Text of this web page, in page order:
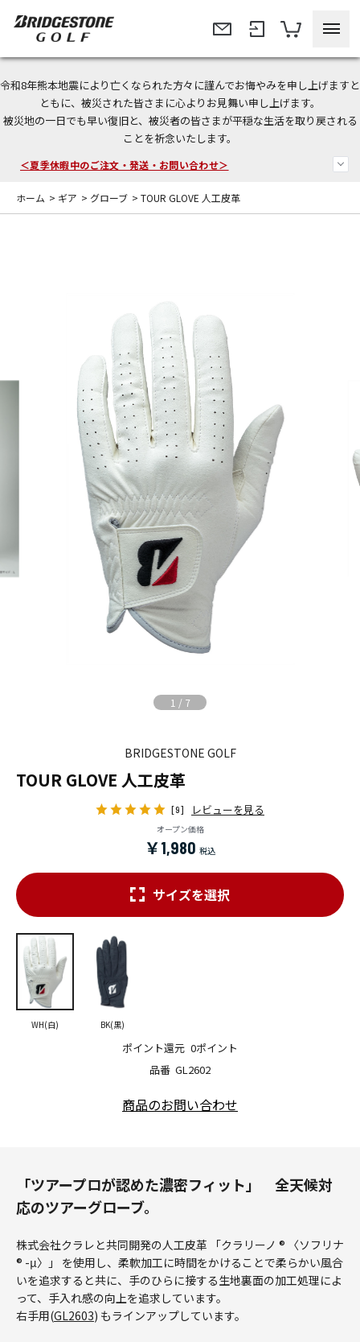
令和8年熊本地震により亡くなられた方々に謹んでお悔やみを申し上げますと
ともに、被災された皆さまに心よりお見舞い申し上げます。
被災地の一日でも早い復旧と、被災者の皆さまが平穏な生活を取り戻される
ことを祈念いたします。
今なら新規会員登録で1,000円OFFクーポンプレゼント！
＜商品配送に関するお知らせ＞
＜夏季休暇中のご注文・発送・お問い合わせ＞
ホーム > ギア > グローブ > TOUR GLOVE 人工皮革
1 / 7
BRIDGESTONE GOLF
TOUR GLOVE 人工皮革
[9] レビューを見る
オープン価格
￥1,980
品番 GL2602
ポイント還元 0ポイント
サイズを選択
WH(白) BK(黒)
商品のお問い合わせ
「ツアープロが認めた濃密フィット」 全天候対
応のツアーグローブ。
株式会社クラレと共同開発の人工皮革 「クラリーノ ® 〈ソフリナ
® -μ〉」 を使用し、柔軟加工に時間をかけることで柔らかい風合
いを追求すると共に、手のひらに接する生地裏面の加工処理によ
って、手入れ感の向上を追求しています。
右手用(GL2603) もラインアップしています。